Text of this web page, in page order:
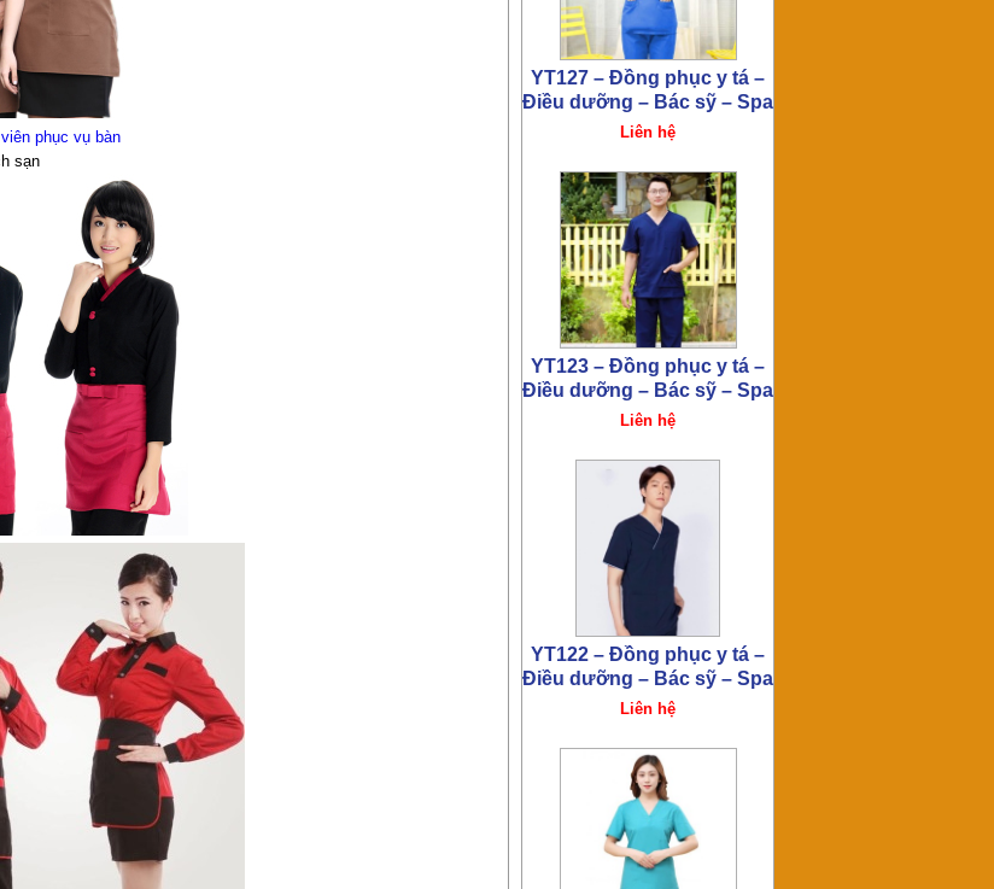
phục vụ bàn
sạn
Điều dưỡng – Bác sỹ – Spa
Liên hệ
YT122 – Đồng phục y tá –
Điều dưỡng – Bác sỹ – Spa
Liên hệ
YT120 – Đồng phục y tá –
Điều dưỡng – Bác sỹ – Spa
Liên hệ
Đồng phục spa – thẩm mỹ
viện HT286